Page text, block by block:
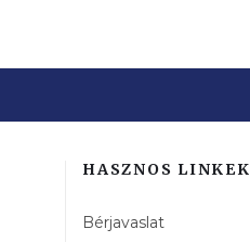
HASZNOS LINKEK
Bérjavaslat